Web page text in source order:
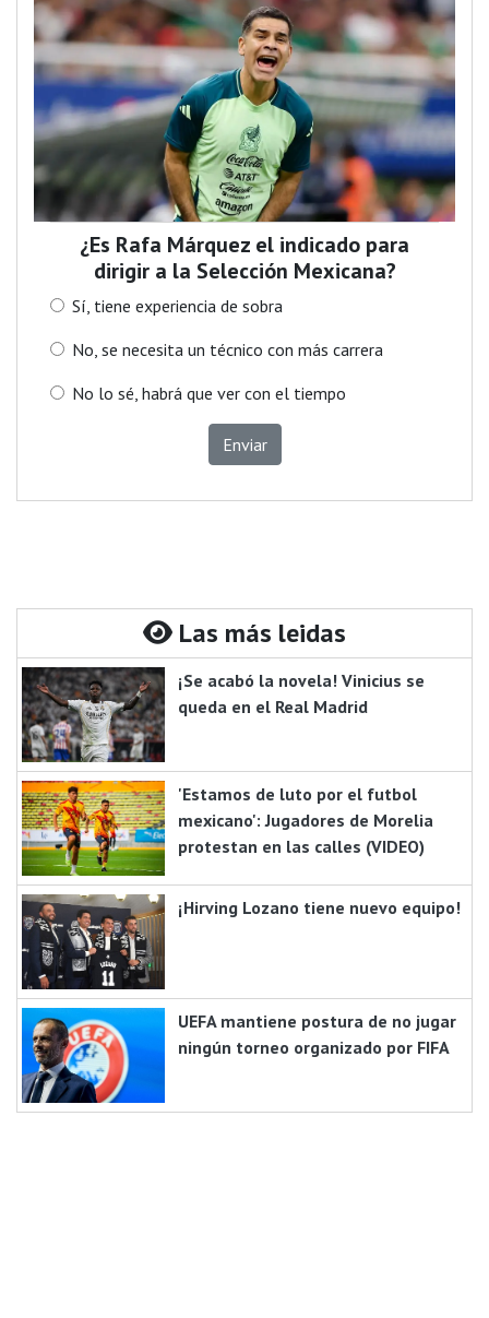
¿Es Rafa Márquez el indicado para
dirigir a la Selección Mexicana?
Sí, tiene experiencia de sobra
No, se necesita un técnico con más carrera
No lo sé, habrá que ver con el tiempo
Enviar
Las más leidas
¡Se acabó la novela! Vinicius se
queda en el Real Madrid
'Estamos de luto por el futbol
mexicano': Jugadores de Morelia
protestan en las calles (VIDEO)
¡Hirving Lozano tiene nuevo equipo!
UEFA mantiene postura de no jugar
ningún torneo organizado por FIFA